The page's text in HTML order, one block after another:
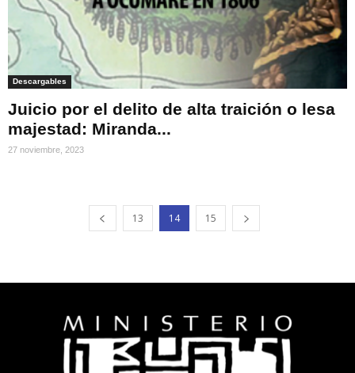
Descargables
Juicio por el delito de alta traición o lesa
majestad: Miranda...
27 noviembre, 2023
13 14 15